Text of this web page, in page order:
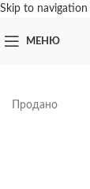
Skip to navigation
МЕНЮ
Продано